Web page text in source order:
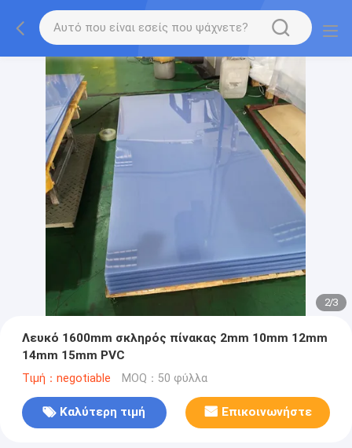
2/3
Λευκό 1600mm σκληρός πίνακας 2mm 10mm 12mm
14mm 15mm PVC
Τιμή：negotiable MOQ：50 φύλλα
Καλύτερη τιμή Επικοινωνήστε